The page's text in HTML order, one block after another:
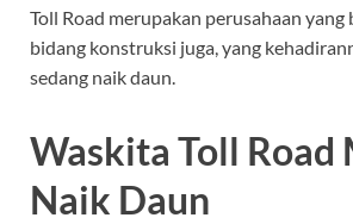
Toll Road merupakan perusahaan yang
bidang konstruksi juga, yang
sedang naik daun.
Waskita Toll Road
Naik Daun